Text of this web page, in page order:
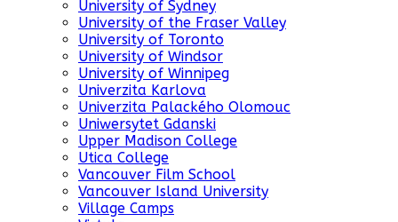
University of Sydney
University of the Fraser Valley
University of Toronto
University of Windsor
University of Winnipeg
Univerzita Karlova
Univerzita Palackého Olomouc
Uniwersytet Gdanski
Upper Madison College
Utica College
Vancouver Film School
Vancouver Island University
Village Camps